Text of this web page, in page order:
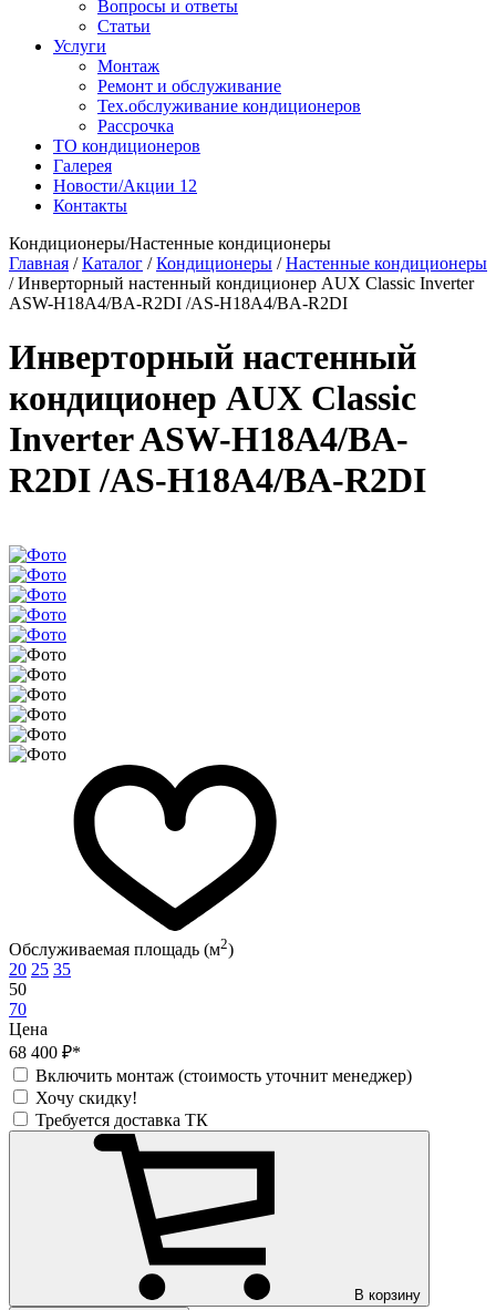
Вопросы и ответы
Статьи
Услуги
Монтаж
Ремонт и обслуживание
Тех.обслуживание кондиционеров
Рассрочка
ТО кондиционеров
Галерея
Новости/Акции 12
Контакты
Кондиционеры/Настенные кондиционеры
Главная /Каталог /Кондиционеры /Настенные кондиционеры
/Инверторный настенный кондиционер AUX Сlassic Inverter
ASW-H18A4/BA-R2DI /AS-H18A4/BA-R2DI
Инверторный настенный
кондиционер AUX Сlassic
Inverter ASW-H18A4/BA-
R2DI /AS-H18A4/BA-R2DI
Обслуживаемая площадь (м2)
20 25 35
50
70
Цена
68 400 ₽*
Включить монтаж (стоимость уточнит менеджер)
Хочу скидку!
Требуется доставка ТК
В корзину